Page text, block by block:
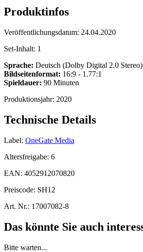
Produktinfos
Veröffentlichungsdatum: 24.04.2020
Set-Inhalt: 1
Sprache: Deutsch (Dolby Digital 2.0 Stereo)
Bildseitenformat: 16:9 - 1.77:1
Spieldauer: 90 Minuten
Produktionsjahr: 2020
Technische Details
Label: OneGate Media
Altersfreigabe: 6
EAN: 4052912070820
Preiscode: SH12
Art. Nr.: 17007082-8
Das könnte Sie auch
Bitte warten...